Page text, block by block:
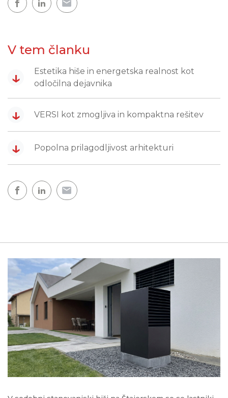
V tem članku
↓
Estetika hiše in energetska realnost kot
odločilna dejavnika
↓ VERSI kot zmogljiva in kompaktna rešitev
↓ Popolna prilagodljivost arhitekturi